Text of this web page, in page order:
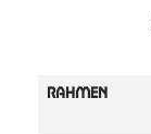
RAHMEN